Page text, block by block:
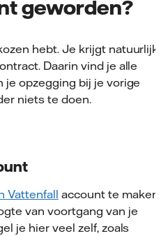
geworden?
hebt. Je krijgt natuurlijk
Daarin vind je alle
je opzegging bij je vorige
niets te doen.
Vattenfall account te maken.
van voortgang van je
je hier veel zelf, zoals